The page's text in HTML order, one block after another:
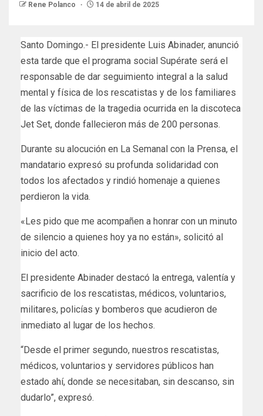
Rene Polanco 14 de abril de 2025
Santo Domingo.- El presidente Luis Abinader, anunció
esta tarde que el programa social Supérate será el
responsable de dar seguimiento integral a la salud
mental y física de los rescatistas y de los familiares
de las víctimas de la tragedia ocurrida en la discoteca
Jet Set, donde fallecieron más de 200 personas.
Durante su alocución en La Semanal con la Prensa, el
mandatario expresó su profunda solidaridad con
todos los afectados y rindió homenaje a quienes
perdieron la vida.
«Les pido que me acompañen a honrar con un minuto
de silencio a quienes hoy ya no están», solicitó al
inicio del acto.
El presidente Abinader destacó la entrega, valentía y
sacrificio de los rescatistas, médicos, voluntarios,
militares, policías y bomberos que acudieron de
inmediato al lugar de los hechos.
“Desde el primer segundo, nuestros rescatistas,
médicos, voluntarios y servidores públicos han
estado ahí, donde se necesitaban, sin descanso, sin
dudarlo”, expresó.